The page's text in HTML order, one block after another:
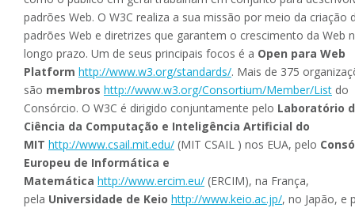
padrões Web. O W3C realiza a sua missão por meio da criação
padrões Web e diretrizes que garantem o crescimento da Web
longo prazo. Um de seus principais focos é a Open para Web
Platform http://www.w3.org/standards/. Mais de 375
são membros http://www.w3.org/Consortium/Member/List do
Consórcio. O W3C é dirigido conjuntamente pelo Laboratório
Ciência da Computação e Inteligência Artificial do
MIT http://www.csail.mit.edu/ (MIT CSAIL ) nos EUA, pelo
Europeu de Informática e
Matemática http://www.ercim.eu/ (ERCIM), na França,
pela Universidade de Keio http://www.keio.ac.jp/, no Japão, e